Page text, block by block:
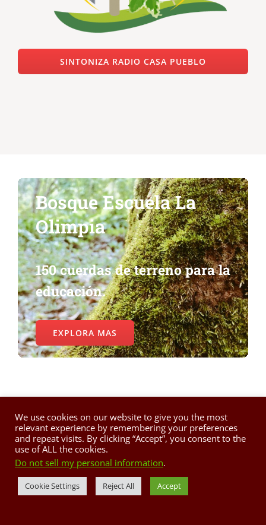
SINTONIZA RADIO CASA PUEBLO
Bosque Escuela La
Olimpia
150 cuerdas de terreno para la
educación.
EXPLORA MAS
Alexis Massol Gonzalez
We use cookies on our website to give you the most
relevant experience by remembering your preferences
and repeat visits. By clicking “Accept”, you consent to the
use of ALL the cookies.
Do not sell my personal information.
Cookie Settings Reject All Accept